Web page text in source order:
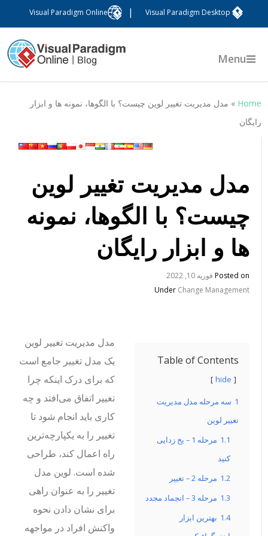
Visual Paradigm Desktop
Visual Paradigm Online
Menu
Home
» مدل مدیریت تغییر لوین چیست؟ با الگوها، نمونه ها و ابزار
رایگان
مدل مدیریت تغییر لوین
چیست؟ با الگوها، نمونه
ها و ابزار رایگان
Posted onفوریه 10, 2022
UnderChange Management
Table of Contents
hide
سه مرحله مدل مدیریت
تغییر لوین
1.1
مرحله 1 – یخ زدایی
کنید
1.2 مرحله 2 – تغییر
1.3 مرحله 3 – انجماد مجدد
1.4 بهترین ابزار
مدل مدیریت تغییر لوین
یک مدل تغییر جامع است
که برای درک اینکه چرا
تغییر اتفاق می‌افتد و چه
کاری باید انجام شود تا
تغییر را به یکپارچه‌ترین
راه اعمال کند، طراحی
شده است.لوین مدل
تغییر را به عنوان راهی
برای نشان دادن نحوه
واکنش افراد در مواجهه